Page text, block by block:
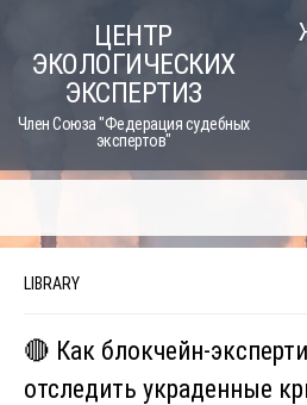
content
ЦЕНТР
ЭКОЛОГИЧЕСКИХ
ЭКСПЕРТИЗ
Член Союза "Федерация судебных
экспертов"
LIBRARY
🔴 Как блокчейн-
отследить украденные